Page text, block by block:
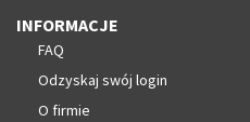
INFORMACJE
FAQ
Odzyskaj swój login
O firmie